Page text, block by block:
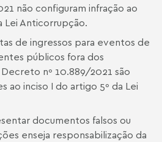
não configuram infração ao
Lei Anticorrupção.
de ingressos para eventos de
públicos fora dos
nº 10.889/2021 são
ao inciso I do artigo 5º da Lei
documentos falsos ou
enseja responsabilização da